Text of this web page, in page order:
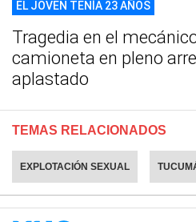
EL JOVEN TENÍA 23 AÑOS
Tragedia en el
camioneta en pleno
aplastado
TEMAS RELACIONADOS
EXPLOTACIÓN SEXUAL